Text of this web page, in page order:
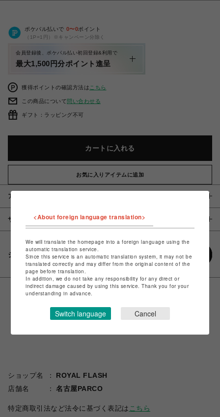
ポケパル払いで 0〜0ポイント
（1P=1円）※キャンペーン分除く
会員登録後、ポケパル払い初回登録&利用で
最大1,500円分ポイント進呈
獲得ポイントの確認方法は こちら
この商品について問い合わせる
ギフト：ラッピング不可
カートに入れる
お気に入りアイテムに追加
アイテム説明 / 素材
サイズ
シェアする
ショップ名
ROYAL FLASH
店舗名
名古屋PARCO
特定商取引法など法令に基づく表記は こちら
<About foreign language translation>
We will translate the homepage into a foreign language using the
automatic translation service.
Since this service is an automatic translation system, it may not be
translated correctly and may differ from the original content of the
page before translation.
In addition, we do not take any responsibility for any direct or
indirect damage caused by using this service. Thank you for your
understanding in advance.
Switch language Cancel